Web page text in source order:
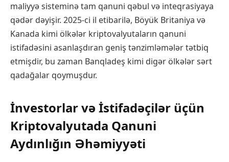
maliyyə sisteminə tam qanuni qəbul və inteqrasiyaya
qədər dəyişir. 2025-ci il etibarilə, Böyük Britaniya və
Kanada kimi ölkələr kriptovalyutaların qanuni
istifadəsini asanlaşdıran geniş tənzimləmələr tətbiq
etmişdir, bu zaman Banqladeş kimi digər ölkələr sərt
qadağalar qoymuşdur.
İnvestorlar və İstifadəçilər üçün
Kriptovalyutada Qanuni
Aydınlığın Əhəmiyyəti